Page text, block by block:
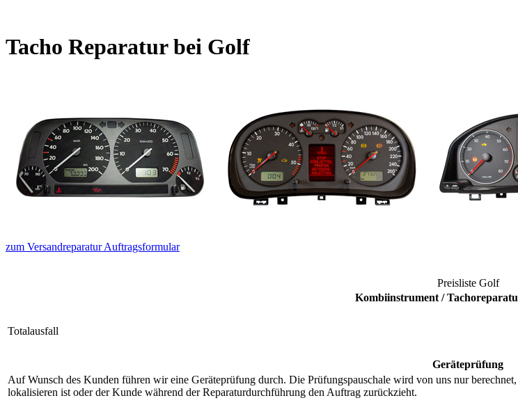
Tacho Reparatur bei Golf
zum Versandreparatur Auftragsformular
Preisliste Golf
Kombiinstrument /
Totalausfall
Geräteprüfung
Auf Wunsch des Kunden führen wir eine Geräteprüfung durch. Die Prüfungspauschale wird von uns nur
lokalisieren ist oder der Kunde während der Reparaturdurchführung den Auftrag zurückzieht.